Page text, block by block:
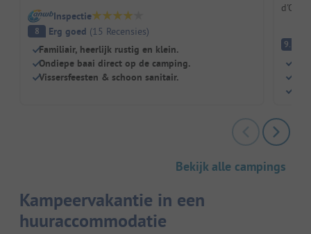
Inspectie
8 Erg goed (15 Recensies)
Familiair, heerlijk rustig en klein.
Ondiepe baai direct op de camping.
Vissersfeesten & schoon sanitair.
9.5
Bekijk alle campings
Kampeervakantie in een
huuraccommodatie